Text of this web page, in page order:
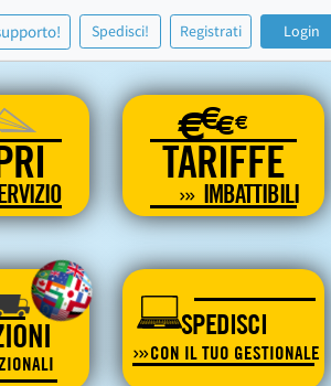
Spedisci! Registrati Login
€€€€
TARIFFE
IMBATTIBILI
SPEDISCI
CON IL TUO GESTIONALE